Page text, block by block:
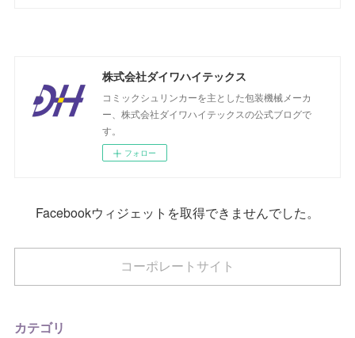
株式会社ダイワハイテックス
コミックシュリンカーを主とした包装機械メーカ
ー、株式会社ダイワハイテックスの公式ブログで
す。
フォロー
Facebookウィジェットを取得できませんでした。
コーポレートサイト
カテゴリ